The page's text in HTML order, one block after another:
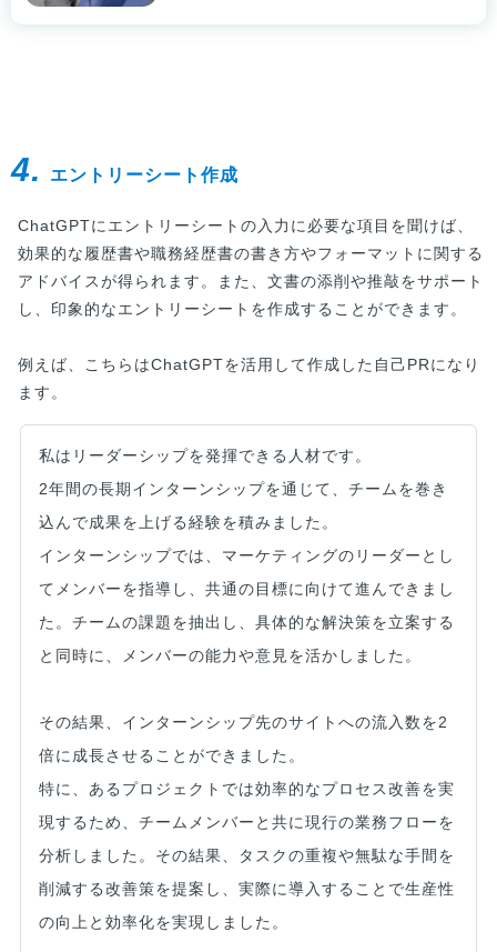
4. エントリーシート作成
ChatGPTにエントリーシートの入力に必要な項目を聞けば、
効果的な履歴書や職務経歴書の書き方やフォーマットに関する
アドバイスが得られます。また、文書の添削や推敲をサポート
し、印象的なエントリーシートを作成することができます。
例えば、こちらはChatGPTを活用して作成した自己PRになり
ます。
私はリーダーシップを発揮できる人材です。
2年間の長期インターンシップを通じて、チームを巻き
込んで成果を上げる経験を積みました。
インターンシップでは、マーケティングのリーダーとし
てメンバーを指導し、共通の目標に向けて進んできまし
た。チームの課題を抽出し、具体的な解決策を立案する
と同時に、メンバーの能力や意見を活かしました。
その結果、インターンシップ先のサイトへの流入数を2
倍に成長させることができました。
特に、あるプロジェクトでは効率的なプロセス改善を実
現するため、チームメンバーと共に現行の業務フローを
分析しました。その結果、タスクの重複や無駄な手間を
削減する改善策を提案し、実際に導入することで生産性
の向上と効率化を実現しました。